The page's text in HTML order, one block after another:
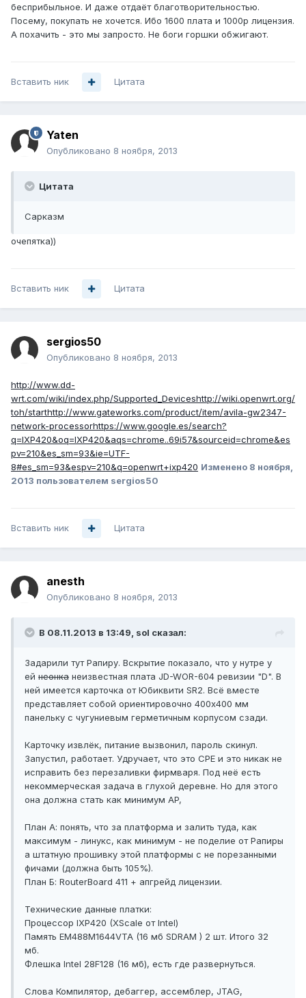
бесприбыльное. И даже отдаёт благотворительностью.
Посему, покупать не хочется. Ибо 1600 плата и 1000р лицензия.
А похачить - это мы запросто. Не боги горшки обжигают.
Вставить ник Цитата
Yaten
Опубликовано 8 ноября, 2013
Цитата
Сарказм
очепятка))
Вставить ник Цитата
sergios50
Опубликовано 8 ноября, 2013
http://www.dd-
wrt.com/wiki/index.php/Supported_Deviceshttp://wiki.openwrt.org/
toh/starthttp://www.gateworks.com/product/item/avila-gw2347-
network-processorhttps://www.google.es/search?
q=IXP420&oq=IXP420&aqs=chrome..69i57&sourceid=chrome&es
pv=210&es_sm=93&ie=UTF-
8#es_sm=93&espv=210&q=openwrt+ixp420 Изменено 8 ноября,
2013 пользователем sergios50
Вставить ник Цитата
anesth
Опубликовано 8 ноября, 2013
В 08.11.2013 в 13:49, sol сказал:
Задарили тут Рапиру. Вскрытие показало, что у нутре у
ей неонка неизвестная плата JD-WOR-604 ревизии "D". В
ней имеется карточка от Юбиквити SR2. Всё вместе
представляет собой ориентировочно 400х400 мм
панельку с чугуниевым герметичным корпусом сзади.
Карточку извлёк, питание вызвонил, пароль скинул.
Запустил, работает. Удручает, что это CPE и это никак не
исправить без перезаливки фирмваря. Под неё есть
некоммерческая задача в глухой деревне. Но для этого
она должна стать как минимум AP,
План А: понять, что за платформа и залить туда, как
максимум - линукс, как минимум - не поделие от Рапиры
а штатную прошивку этой платформы с не порезанными
фичами (должна быть 105%).
План Б: RouterBoard 411 + апгрейд лицензии.
Технические данные платки:
Процессор IXP420 (XScale от Intel)
Память EM488M1644VTA (16 мб SDRAM ) 2 шт. Итого 32
мб.
Флешка Intel 28F128 (16 мб), есть где развернуться.
Слова Компилятор, дебаггер, ассемблер, JTAG,